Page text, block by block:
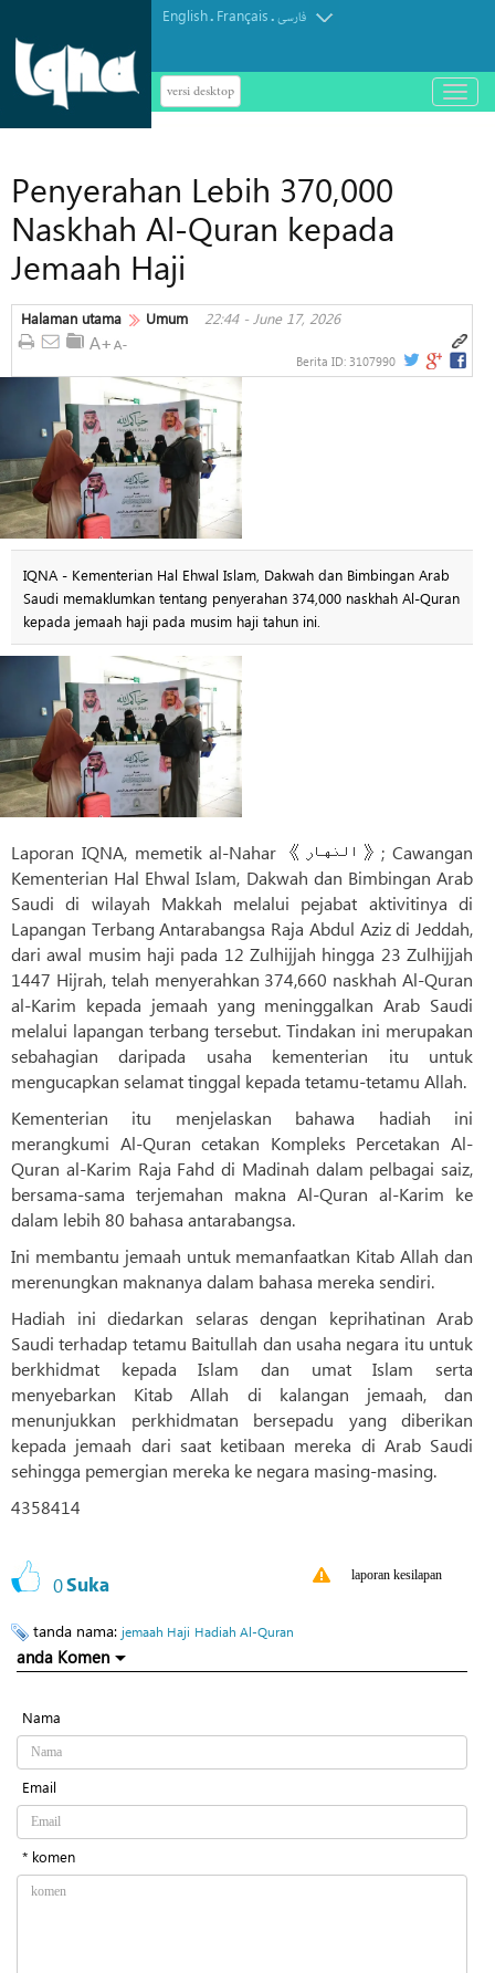
English. Français.فارسی
versi desktop
باز
و
Penyerahan Lebih 370,000
Naskhah Al-Quran kepada
Jemaah Haji
Halaman utama Umum 22:44 - June 17, 2026
Berita ID: 3107990
IQNA - Kementerian Hal Ehwal Islam, Dakwah dan Bimbingan Arab
Saudi memaklumkan tentang penyerahan 374,000 naskhah Al-Quran
kepada jemaah haji pada musim haji tahun ini.
Laporan IQNA, memetik al-Nahar 《النهار》; Cawangan
Kementerian Hal Ehwal Islam, Dakwah dan Bimbingan Arab
Saudi di wilayah Makkah melalui pejabat aktivitinya di
Lapangan Terbang Antarabangsa Raja Abdul Aziz di Jeddah,
dari awal musim haji pada 12 Zulhijjah hingga 23 Zulhijjah
1447 Hijrah, telah menyerahkan 374,660 naskhah Al-Quran
al-Karim kepada jemaah yang meninggalkan Arab Saudi
melalui lapangan terbang tersebut. Tindakan ini merupakan
sebahagian daripada usaha kementerian itu untuk
mengucapkan selamat tinggal kepada tetamu-tetamu Allah.
Kementerian itu menjelaskan bahawa hadiah ini
merangkumi Al-Quran cetakan Kompleks Percetakan Al-
Quran al-Karim Raja Fahd di Madinah dalam pelbagai saiz,
bersama-sama terjemahan makna Al-Quran al-Karim ke
dalam lebih 80 bahasa antarabangsa.
Ini membantu jemaah untuk memanfaatkan Kitab Allah dan
merenungkan maknanya dalam bahasa mereka sendiri.
Hadiah ini diedarkan selaras dengan keprihatinan Arab
Saudi terhadap tetamu Baitullah dan usaha negara itu untuk
berkhidmat kepada Islam dan umat Islam serta
menyebarkan Kitab Allah di kalangan jemaah, dan
menunjukkan perkhidmatan bersepadu yang diberikan
kepada jemaah dari saat ketibaan mereka di Arab Saudi
sehingga pemergian mereka ke negara masing-masing.
4358414
0Suka laporan kesilapan
tanda nama: jemaah Haji Hadiah Al-Quran
anda Komen
Nama
Email
* komen